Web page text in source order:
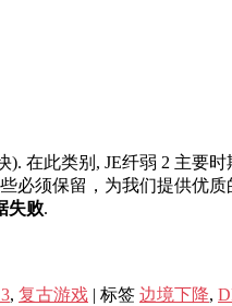
). 在此类别, JE纤弱 2 主要
必须保留，为我们提供优
失败.
, 复古游戏 | 标签 边境下降,